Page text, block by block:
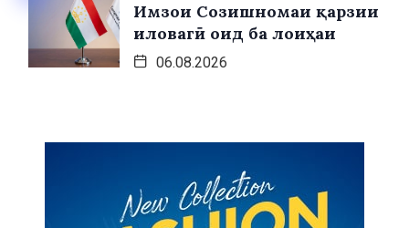
Имзои Созишномаи қарзии
иловагӣ оид ба лоиҳаи
06.08.2026